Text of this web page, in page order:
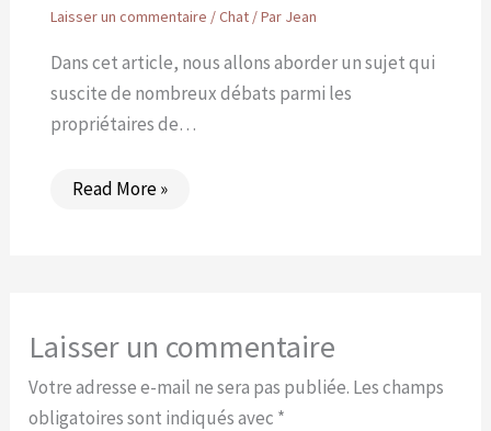
Laisser un commentaire /Chat/ Par Jean
Dans cet article, nous allons aborder un sujet qui
suscite de nombreux débats parmi les
propriétaires de…
Read More »
Laisser un commentaire
Votre adresse e-mail ne sera pas publiée. Les champs
obligatoires sont indiqués avec *